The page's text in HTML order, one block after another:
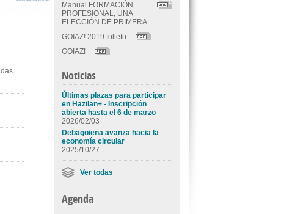
Manual FORMACIÓN
PROFESIONAL, UNA
ELECCIÓN DE PRIMERA
GOIAZ! 2019 folleto
GOIAZ!
Noticias
Últimas plazas para participar
en Hazilan+ - Inscripción
abierta hasta el 6 de marzo
2026/02/03
Debagoiena avanza hacia la
economía circular
2025/10/27
Ver todas
Agenda